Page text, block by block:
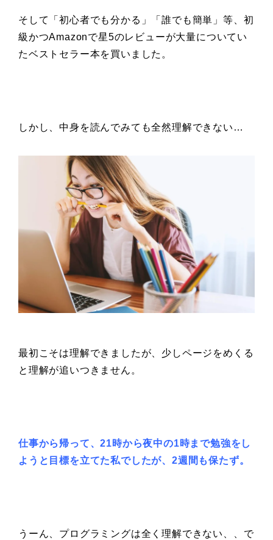
そして「初心者でも分かる」「誰でも簡単」 等、初
級かつAmazonで星5のレビューが大量についてい
たベストセラー本を買いました。
しかし、中身を読んでみても全然理解できない…
最初こそは理解できましたが、少しページをめくる
と理解が追いつきません。
仕事から帰って、21時から夜中の1時まで勉強をし
ようと 目標を立てた私でしたが、2週間も保たず。
うーん、プログラミングは全く理解できない、、で